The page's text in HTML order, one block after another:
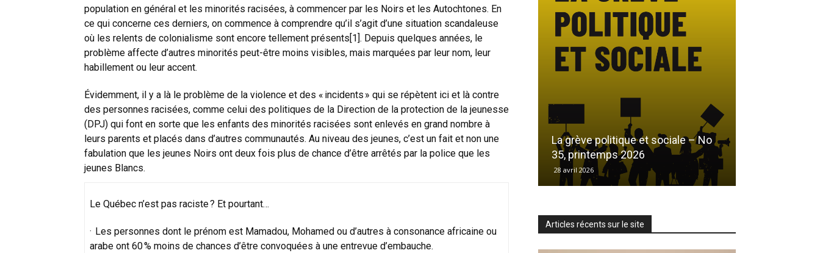
population en général et les minorités racisées, à commencer par les Noirs et les Autochtones. En
ce qui concerne ces derniers, on commence à comprendre qu’il s’agit d’une situation scandaleuse
où les relents de colonialisme sont encore tellement présents [1] . Depuis quelques années, le
problème affecte d’autres minorités peut-être moins visibles, mais marquées par leur nom, leur
habillement ou leur accent.
Évidemment, il y a là le problème de la violence et des « incidents » qui se répètent ici et là contre
des personnes racisées, comme celui des politiques de la Direction de la protection de la jeunesse
(DPJ) qui font en sorte que les enfants des minorités racisées sont enlevés en grand nombre à
leurs parents et placés dans d’autres communautés. Au niveau des jeunes, c’est un fait et non une
fabulation que les jeunes Noirs ont deux fois plus de chance d’être arrêtés par la police que les
jeunes Blancs.
Le Québec n’est pas raciste ? Et pourtant…
· Les personnes dont le prénom est Mamadou, Mohamed ou d’autres à consonance africaine ou
arabe ont 60 % moins de chances d’être convoquées à une entrevue d’embauche.
La grève politique et sociale – No
35, printemps 2026
28 avril 2026
Articles récents sur le site